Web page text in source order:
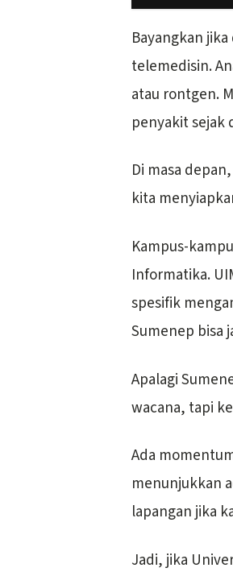
Bayangkan
telemedisin.
atau rontgen.
penyakit sejak
Di masa
kita
Kampus-
Informatika.
spesifik
Sumenep bisa
Apalagi
wacana, tapi
Ada
menunjukkan
lapangan jika
Jadi, jika